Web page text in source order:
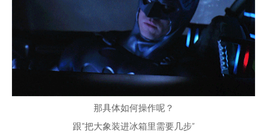
那具体如何操作呢？
跟“把大象装进冰箱里需要几步”